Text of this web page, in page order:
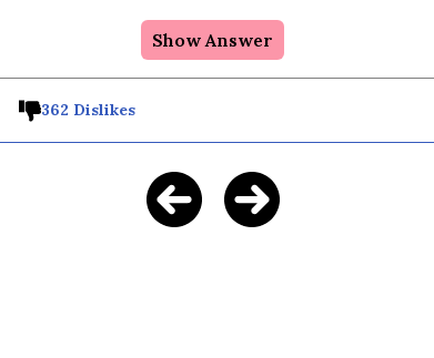
Show Answer
362 Dislikes